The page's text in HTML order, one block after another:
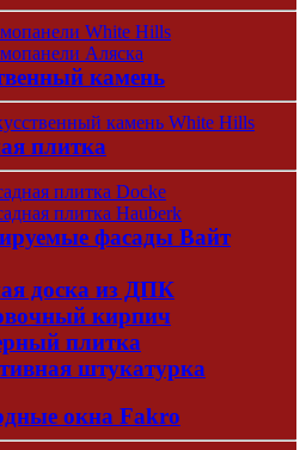
White Hills
Аляска
камень
камень White Hills
плитка
плитка Docke
плитка Hauberk
фасады Вайт
доска из ДПК
кирпич
плитка
штукатурка
окна Fakro